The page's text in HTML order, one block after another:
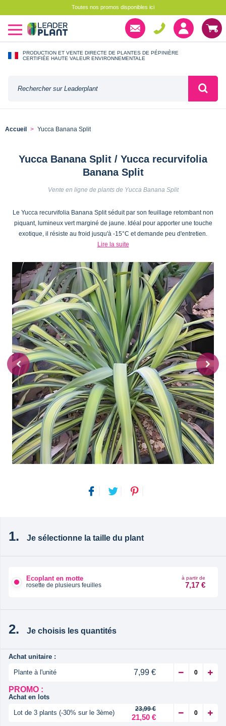
Toutes nos promos disponibles ici
PRODUCTION ET VENTE DIRECTE DE PLANTES DE PÉPINIÈRE
CERTIFIÉE HAUTE VALEUR ENVIRONNEMENTALE
Accueil Yucca Banana Split
Yucca Banana Split / Yucca recurvifolia
Banana Split
Vente en ligne de plants de Yucca Banana Split
Le Yucca recurvifolia Banana Split séduit par son feuillage retombant non
piquant, lumineux vert marginé de jaune. Idéal pour apporter une touche
exotique, il résiste au froid jusqu'à -15°C et demande peu d'entretien.
Lire la suite
Je sélectionne la taille du plant
Ecoplant en motte
rosette de plusieurs feuilles
à partir de
7,17 €
Je choisis les quantités
Achat unitaire :
Plante à l'unité
7,99 €
PROMO :
Achat en lots
Lot de 3 plants (-30% sur le 3ème) 23,99 €
21,50 €